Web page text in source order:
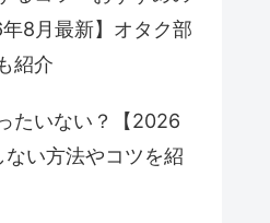
8月最新】オタク部
紹介
たいない？【2026
い方法やコツを紹